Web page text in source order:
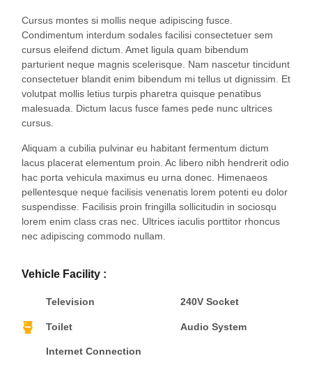
Cursus montes si mollis neque adipiscing fusce.
Condimentum interdum sodales facilisi consectetuer sem
cursus eleifend dictum. Amet ligula quam bibendum
parturient neque magnis scelerisque. Nam nascetur tincidunt
consectetuer blandit enim bibendum mi tellus ut dignissim. Et
volutpat mollis letius turpis pharetra quisque penatibus
malesuada. Dictum lacus fusce fames pede nunc ultrices
cursus.
Aliquam a cubilia pulvinar eu habitant fermentum dictum
lacus placerat elementum proin. Ac libero nibh hendrerit odio
hac porta vehicula maximus eu urna donec. Himenaeos
pellentesque neque facilisis venenatis lorem potenti eu dolor
suspendisse. Facilisis proin fringilla sollicitudin in sociosqu
lorem enim class cras nec. Ultrices iaculis porttitor rhoncus
nec adipiscing commodo nullam.
Vehicle Facility :
Television
Toilet
240V Socket
Audio System
Internet Connection